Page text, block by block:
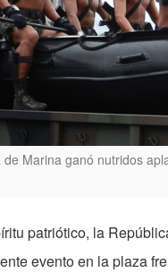
Marina ganó nutridos
patriótico, la
evento en la plaza